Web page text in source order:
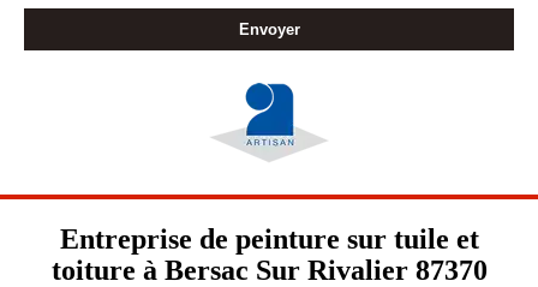
Entreprise de peinture sur tuile et
toiture à Bersac Sur Rivalier 87370